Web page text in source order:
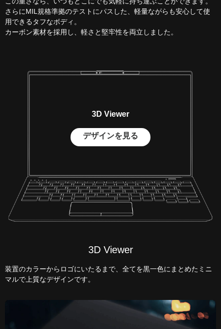
この重さなら、いつもどこにでも気軽に持ち運ぶことができます。
さらにMIL規格準拠のテストにパスした、軽量ながらも安心して使
用できるタフなボディ。
カーボン素材を採用し、軽さと堅牢性を両立しました。
3D Viewer
デザインを見る
3D Viewer
装置のカラーからロゴにいたるまで、全てを黒一色にまとめたミニ
マルで上質なデザインです。